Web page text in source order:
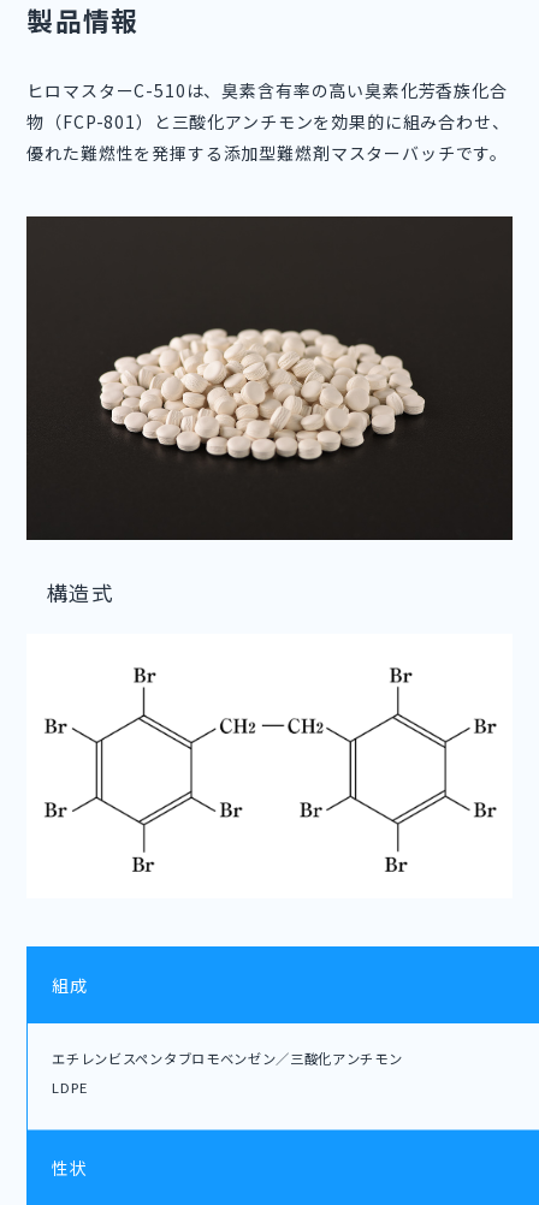
製品情報
ヒロマスターC-510は、臭素含有率の高い臭素化芳香族化合
物（FCP-801）と三酸化アンチモンを効果的に組み合わせ、
優れた難燃性を発揮する添加型難燃剤マスターバッチです。
構造式
組成
エチレンビスペンタブロモベンゼン／三酸化アンチモン
LDPE
性状